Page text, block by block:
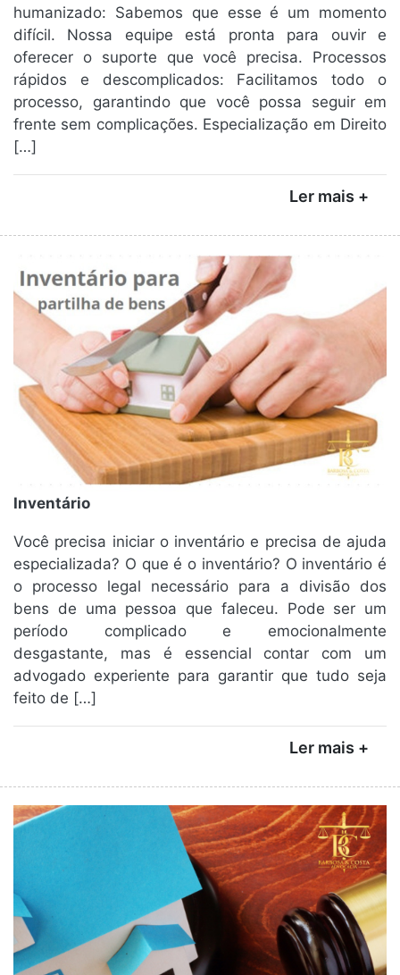
humanizado: Sabemos que esse é um momento
difícil. Nossa equipe está pronta para ouvir e
oferecer o suporte que você precisa. Processos
rápidos e descomplicados: Facilitamos todo o
processo, garantindo que você possa seguir em
frente sem complicações. Especialização em Direito
[…]
Ler mais +
Inventário
Você precisa iniciar o inventário e precisa de ajuda
especializada? O que é o inventário? O inventário é
o processo legal necessário para a divisão dos
bens de uma pessoa que faleceu. Pode ser um
período complicado e emocionalmente
desgastante, mas é essencial contar com um
advogado experiente para garantir que tudo seja
feito de […]
Ler mais +